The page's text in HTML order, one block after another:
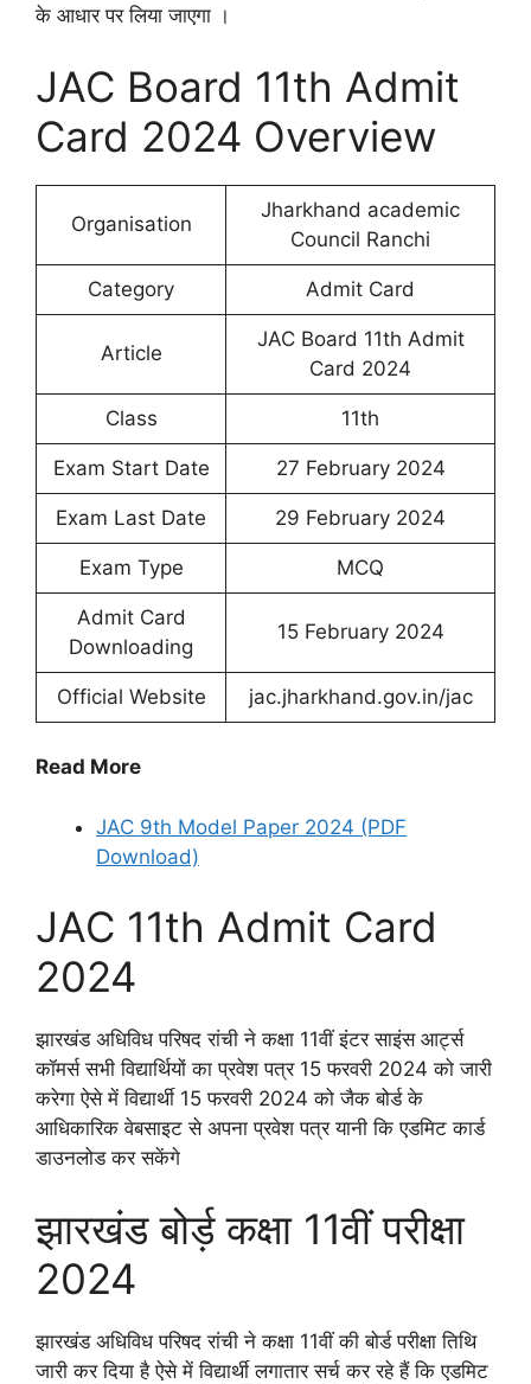
के आधार पर लिया जाएगा ।
JAC Board 11th Admit
Card 2024 Overview
Organisation
Jharkhand academic
Council Ranchi
Category Admit Card
Article
JAC Board 11th Admit
Card 2024
Class 11th
Exam Start Date 27 February 2024
Exam Last Date 29 February 2024
Exam Type MCQ
Admit Card
Downloading
15 February 2024
Official Website jac.jharkhand.gov.in/jac
Read More
JAC 9th Model Paper 2024 (PDF
Download)
JAC 11th Admit Card
2024
झारखंड अधिविध परिषद रांची ने कक्षा 11वीं इंटर साइंस आर्ट्स
कॉमर्स सभी विद्यार्थियों का प्रवेश पत्र 15 फरवरी 2024 को जारी
करेगा ऐसे में विद्यार्थी 15 फरवरी 2024 को जैक बोर्ड के
आधिकारिक वेबसाइट से अपना प्रवेश पत्र यानी कि एडमिट कार्ड
डाउनलोड कर सकेंगे
झारखंड बोर्ड़ कक्षा 11वीं परीक्षा
2024
झारखंड अधिविध परिषद रांची ने कक्षा 11वीं की बोर्ड परीक्षा तिथि
जारी कर दिया है ऐसे में विद्यार्थी लगातार सर्च कर रहे हैं कि एडमिट